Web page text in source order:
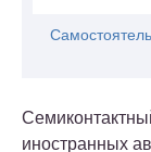
иностранных